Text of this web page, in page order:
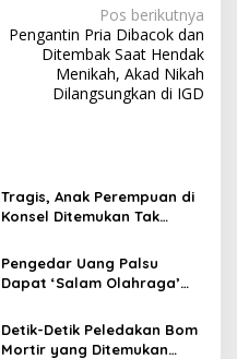
Pos berikutnya
Pengantin Pria Dibacok dan
Ditembak Saat Hendak
Menikah, Akad Nikah
Dilangsungkan di IGD
Tragis, Anak Perempuan di
Konsel Ditemukan Tak
Pengedar Uang Palsu
Dapat ‘Salam Olahraga’
Ranca Iyuh, Panongan
Detik-Detik Peledakan Bom
Mortir yang Ditemukan